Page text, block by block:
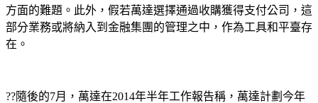
方面的難題。此外，假若萬達選擇通過收購獲得支付公司，這
部分業務或將納入到金融集團的管理之中，作為工具和平臺存
在。
??隨後的7月，萬達在2014年半年工作報告稱，萬達計劃今年